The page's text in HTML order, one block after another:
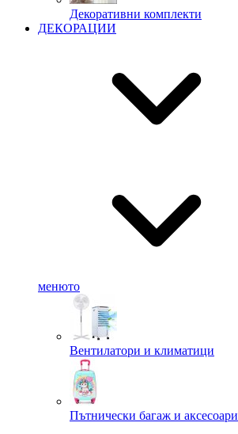
Декоративни комплекти
ДЕКОРАЦИИ
менюто
Вентилатори и климатици
Пътнически багаж и аксесоари